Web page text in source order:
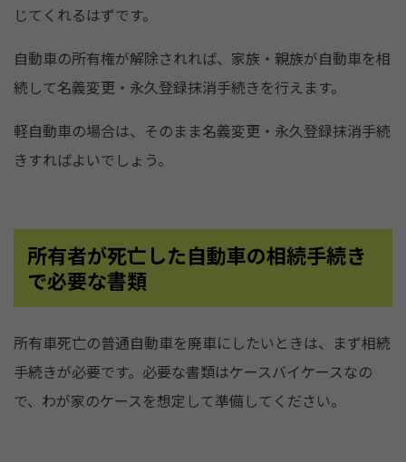
じてくれるはずです。
自動車の所有権が解除されれば、家族・親族が自動車を相
続して名義変更・永久登録抹消手続きを行えます。
軽自動車の場合は、そのまま名義変更・永久登録抹消手続
きすればよいでしょう。
所有者が死亡した自動車の相続手続き
で必要な書類
所有車死亡の普通自動車を廃車にしたいときは、まず相続
手続きが必要です。必要な書類はケースバイケースなの
で、わが家のケースを想定して準備してください。